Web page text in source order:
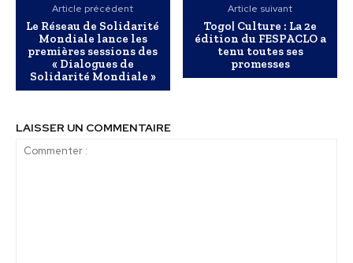
Article précédent
Le Réseau de Solidarité
Mondiale lance les
premières sessions des
« Dialogues de
Solidarité Mondiale »
Article suivant
Togo| Culture : La 2e
édition du FESPACLO a
tenu toutes ses
promesses
LAISSER UN COMMENTAIRE